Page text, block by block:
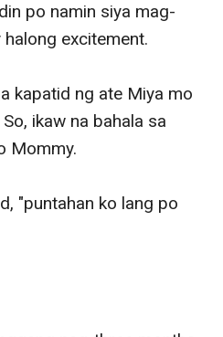
po namin siya mag-
halong excitement.
kapatid ng ate Miya mo
ikaw na bahala sa
Mommy.
"puntahan ko lang po